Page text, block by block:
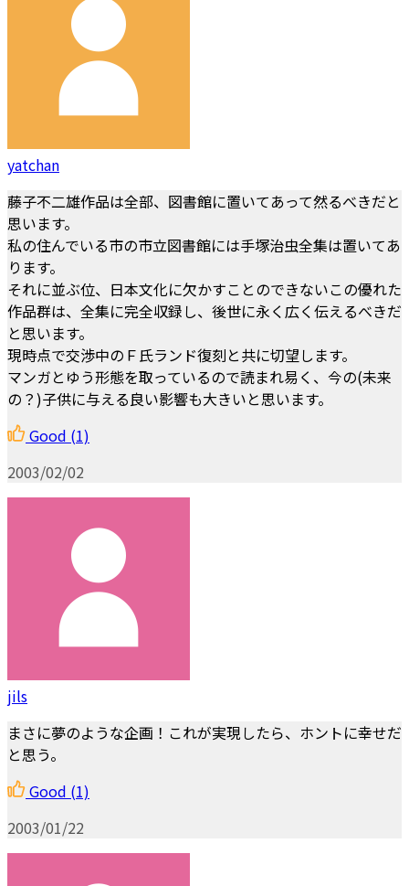
yatchan
藤子不二雄作品は全部、図書館に置いてあって然るべきだと
思います。
私の住んでいる市の市立図書館には手塚治虫全集は置いてあ
ります。
それに並ぶ位、日本文化に欠かすことのできないこの優れた
作品群は、全集に完全収録し、後世に永く広く伝えるべきだ
と思います。
現時点で交渉中のＦ氏ランド復刻と共に切望します。
マンガとゆう形態を取っているので読まれ易く、今の(未来
の？)子供に与える良い影響も大きいと思います。
Good (1)
2003/02/02
jils
まさに夢のような企画！これが実現したら、ホントに幸せだ
と思う。
Good (1)
2003/01/22